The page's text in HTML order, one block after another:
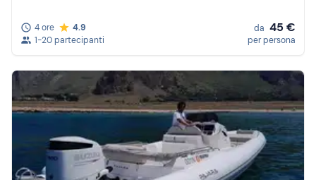
4 ore
4.9
1-20 partecipanti
da 45 €
per persona